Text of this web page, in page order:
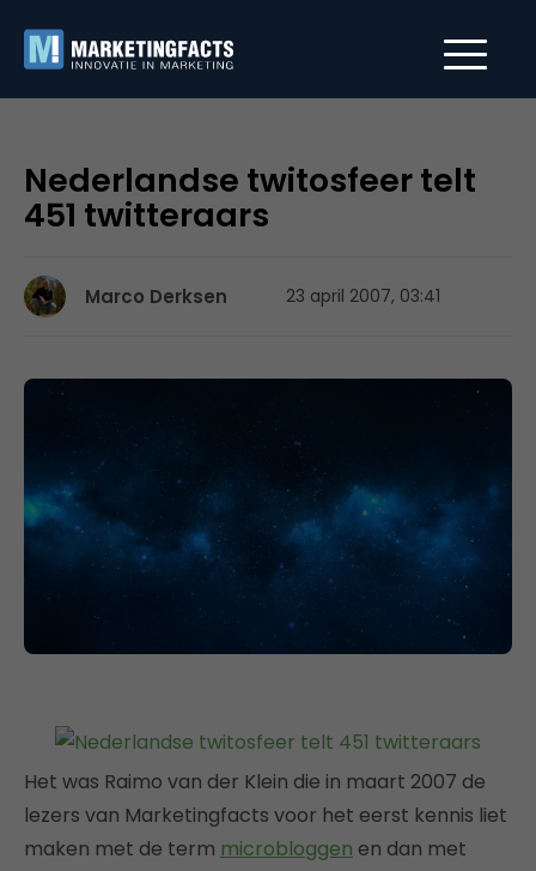
Nederlandse twitosfeer telt
451 twitteraars
Marco Derksen 23 april 2007, 03:41
Het was Raimo van der Klein die in maart 2007 de
lezers van Marketingfacts voor het eerst kennis liet
maken met de term microbloggen en dan met